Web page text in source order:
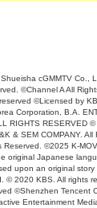
cGMMTV Co.,
©Channel A All
©Licensed by
Corporation, B.A.
RIGHTS RESERVED
& SEM COMPANY.
Reserved. ©2025 K-
original Japanese
upon an original
© 2020 KBS. All rights
©Shenzhen Tencent
Entertainment